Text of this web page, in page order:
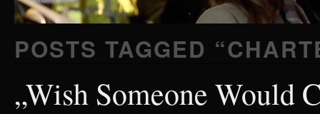
POSTS TAGGED “
„Wish Someone Would